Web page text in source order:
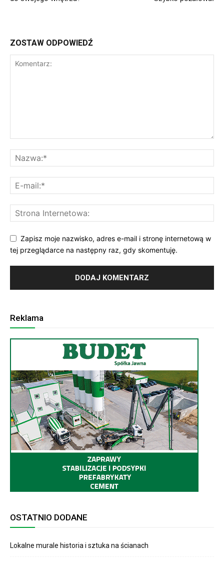
ZOSTAW ODPOWIEDŹ
Zapisz moje nazwisko, adres e-mail i stronę internetową w
tej przeglądarce na następny raz, gdy skomentuję.
Reklama
OSTATNIO DODANE
Lokalne murale historia i sztuka na ścianach